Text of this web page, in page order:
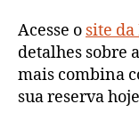
Acesse o site da
detalhes sobre
mais combina
sua reserva